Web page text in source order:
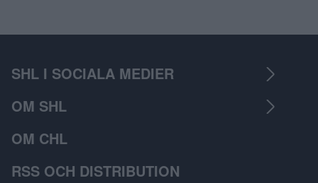
SHL I SOCIALA MEDIER
OM SHL
OM CHL
RSS OCH DISTRIBUTION